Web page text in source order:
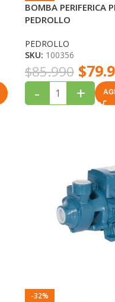
BOMBA PERIFERICA
PEDROLLO
PEDROLLO
SKU: 100356
$85.990 $
- +
-32%